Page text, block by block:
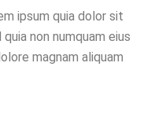
ipsum quia dolor sit
non numquam eius
magnam aliquam